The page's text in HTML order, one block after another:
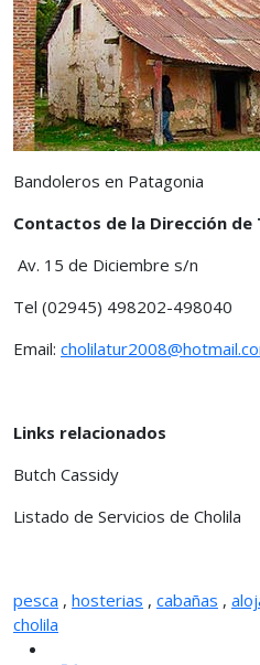
Bandoleros en Patagonia
Contactos de la Dirección de
Av. 15 de Diciembre s/n
Tel (02945) 498202-498040
Email:
Links relacionados
Butch Cassidy
Listado de Servicios de Cholila
pesca , hosterias , cabañas ,
cholila